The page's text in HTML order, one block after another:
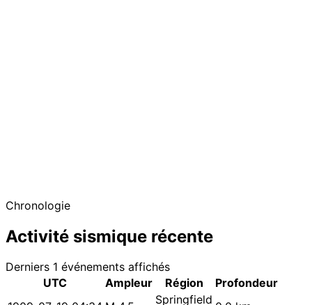
Chronologie
Activité sismique récente
Derniers 1 événements affichés
UTC
Ampleur Région
Profondeur
Springfield